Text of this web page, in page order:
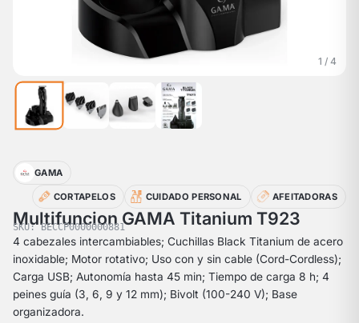
1 / 4
GAMA
CORTAPELOS CUIDADO PERSONAL AFEITADORAS
Multifuncion GAMA Titanium T923
SKU: BECCP0000000881
4 cabezales intercambiables; Cuchillas Black Titanium de acero
inoxidable; Motor rotativo; Uso con y sin cable (Cord-Cordless);
Carga USB; Autonomía hasta 45 min; Tiempo de carga 8 h; 4
peines guía (3, 6, 9 y 12 mm); Bivolt (100-240 V); Base
organizadora.